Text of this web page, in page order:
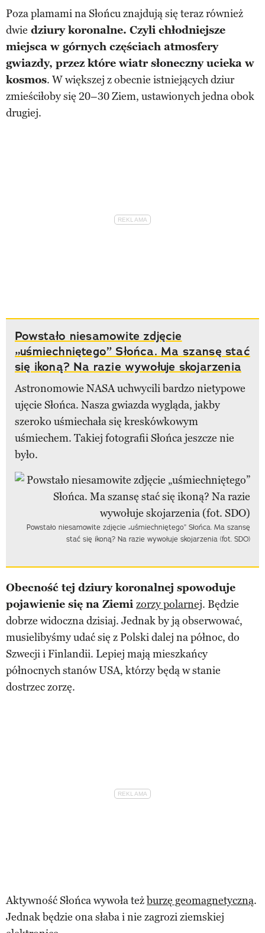
Poza plamami na Słońcu znajdują się teraz również
dwie dziury koronalne. Czyli chłodniejsze
miejsca w górnych częściach atmosfery
gwiazdy, przez które wiatr słoneczny ucieka w
kosmos. W większej z obecnie istniejących dziur
zmieściłoby się 20–30 Ziem, ustawionych jedna obok
drugiej.
Powstało niesamowite zdjęcie
„uśmiechniętego” Słońca. Ma szansę stać
się ikoną? Na razie wywołuje skojarzenia
Astronomowie NASA uchwycili bardzo nietypowe
ujęcie Słońca. Nasza gwiazda wygląda, jakby
szeroko uśmiechała się kreskówkowym
uśmiechem. Takiej fotografii Słońca jeszcze nie
było.
Powstało niesamowite zdjęcie „uśmiechniętego” Słońca. Ma szansę
stać się ikoną? Na razie wywołuje skojarzenia (fot. SDO)
Obecność tej dziury koronalnej spowoduje
pojawienie się na Ziemi zorzy polarnej. Będzie
dobrze widoczna dzisiaj. Jednak by ją obserwować,
musielibyśmy udać się z Polski dalej na północ, do
Szwecji i Finlandii. Lepiej mają mieszkańcy
północnych stanów USA, którzy będą w stanie
dostrzec zorzę.
Aktywność Słońca wywoła teżburzę geomagnetyczną.
Jednak będzie ona słaba i nie zagrozi ziemskiej